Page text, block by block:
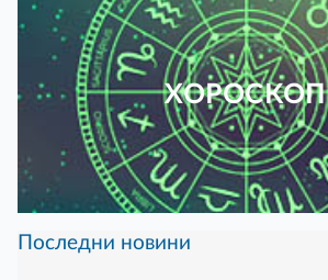
ХОРОСКОП
Последни новини